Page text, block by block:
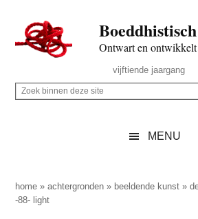
naar
de
inhoud
secondary
naar
de
sidebar
naar
de
Ontwart en ontwikkelt
Rechts
vijftiende jaargang
Z
p
d
Z
i
n
MENU
home »achtergronden » beeldende kunst »
-88- light